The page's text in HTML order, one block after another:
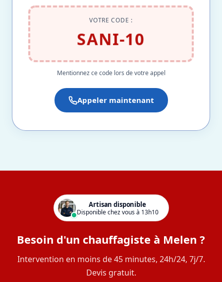
VOTRE CODE :
SANI-10
Mentionnez ce code lors de votre appel
Appeler maintenant
Artisan disponible
Disponible chez vous à 13h10
Besoin d'un chauffagiste à Melen ?
Intervention en moins de 45 minutes, 24h/24, 7j/7.
Devis gratuit.